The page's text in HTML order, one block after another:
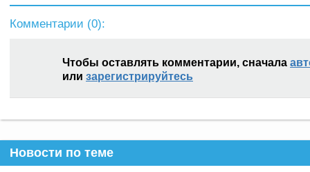
Комментарии (0):
Чтобы оставлять комментарии, сначала
или зарегистрируйтесь
Новости по теме